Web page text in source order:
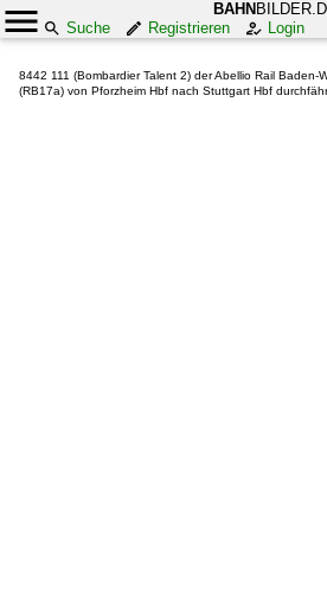
BAHN
Suche
Registrieren Login
8442 111 (Bombardier Talent 2) der Abellio Rail Baden-
(RB17a) von Pforzheim Hbf nach Stuttgart Hbf